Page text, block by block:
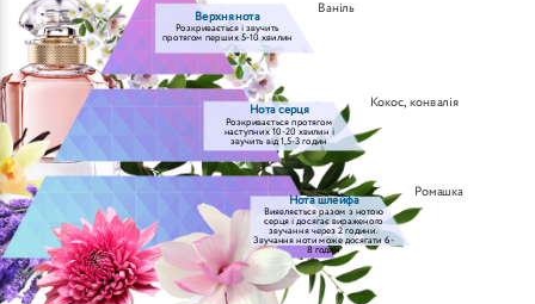
Верхня нота
Розкривається і звучить
протягом перших 5-10 хвилин
Ваніль
Нота серця
Розкривається протягом
наступних 10-20 хвилин і
звучить від 1,5-3 годин
Кокос,конвалія
Нота шлейфа
Виявляється разом з нотою
серця і досягає вираженого
звучання через 2 години.
Звучання ноти може досягати 6-
8 годин
Ромашка